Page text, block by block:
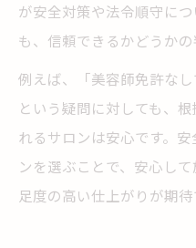
が安全対策や法令順守に
も、信頼できるかどうかの
例えば、「美容師免許なし
という疑問に対しても、
れるサロンは安心です。
ンを選ぶことで、安心し
足度の高い仕上がりが期待